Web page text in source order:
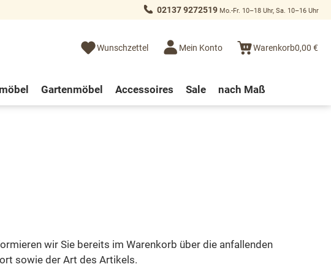
02137 9272519 Mo.-Fr. 10–18 Uhr, Sa. 10–16 Uhr
Wunschzettel Mein Konto Warenkorb0,00 €
Gartenmöbel Accessoires Sale nach Maß
wir Sie bereits im Warenkorb über die anfallenden
sowie der Art des Artikels.